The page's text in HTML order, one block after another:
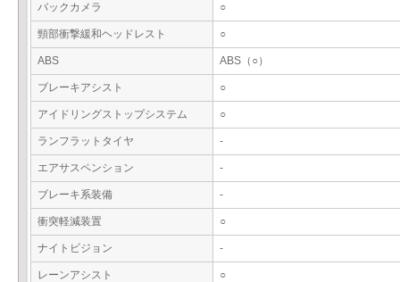
バックカメラ ○
頸部衝撃緩和ヘッドレスト ○
ABS ABS（○）
ブレーキアシスト ○
アイドリングストップシステム ○
ランフラットタイヤ -
エアサスペンション -
ブレーキ系装備 -
衝突軽減装置 ○
ナイトビジョン -
レーンアシスト ○